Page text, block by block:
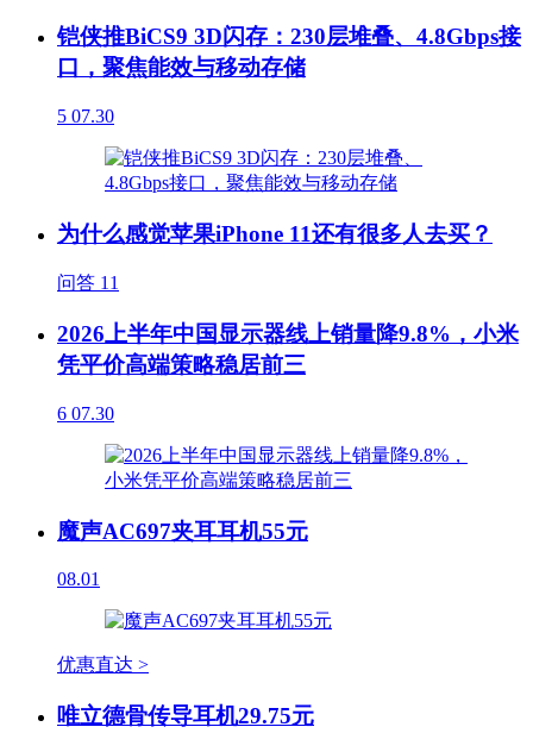
铠侠推BiCS9 3D闪存：230层堆叠、4.8Gbps接
口，聚焦能效与移动存储
5 07.30
为什么感觉苹果iPhone 11还有很多人去买？
问答 11
2026上半年中国显示器线上销量降9.8%，小米
凭平价高端策略稳居前三
6 07.30
魔声AC697夹耳耳机55元
08.01
优惠直达 >
唯立德骨传导耳机29.75元